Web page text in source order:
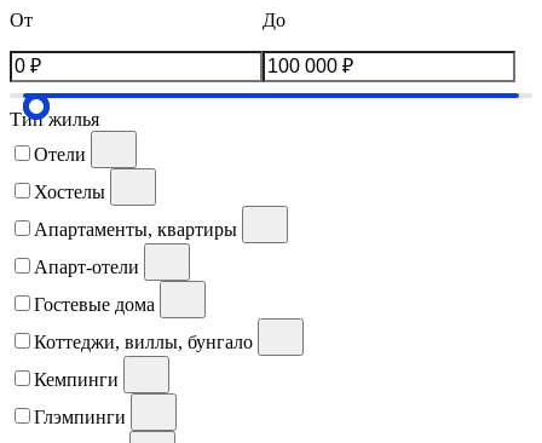
От До
Тип жилья
Отели
Хостелы
Апартаменты, квартиры
Апарт-отели
Гостевые дома
Коттеджи, виллы, бунгало
Кемпинги
Глэмпинги